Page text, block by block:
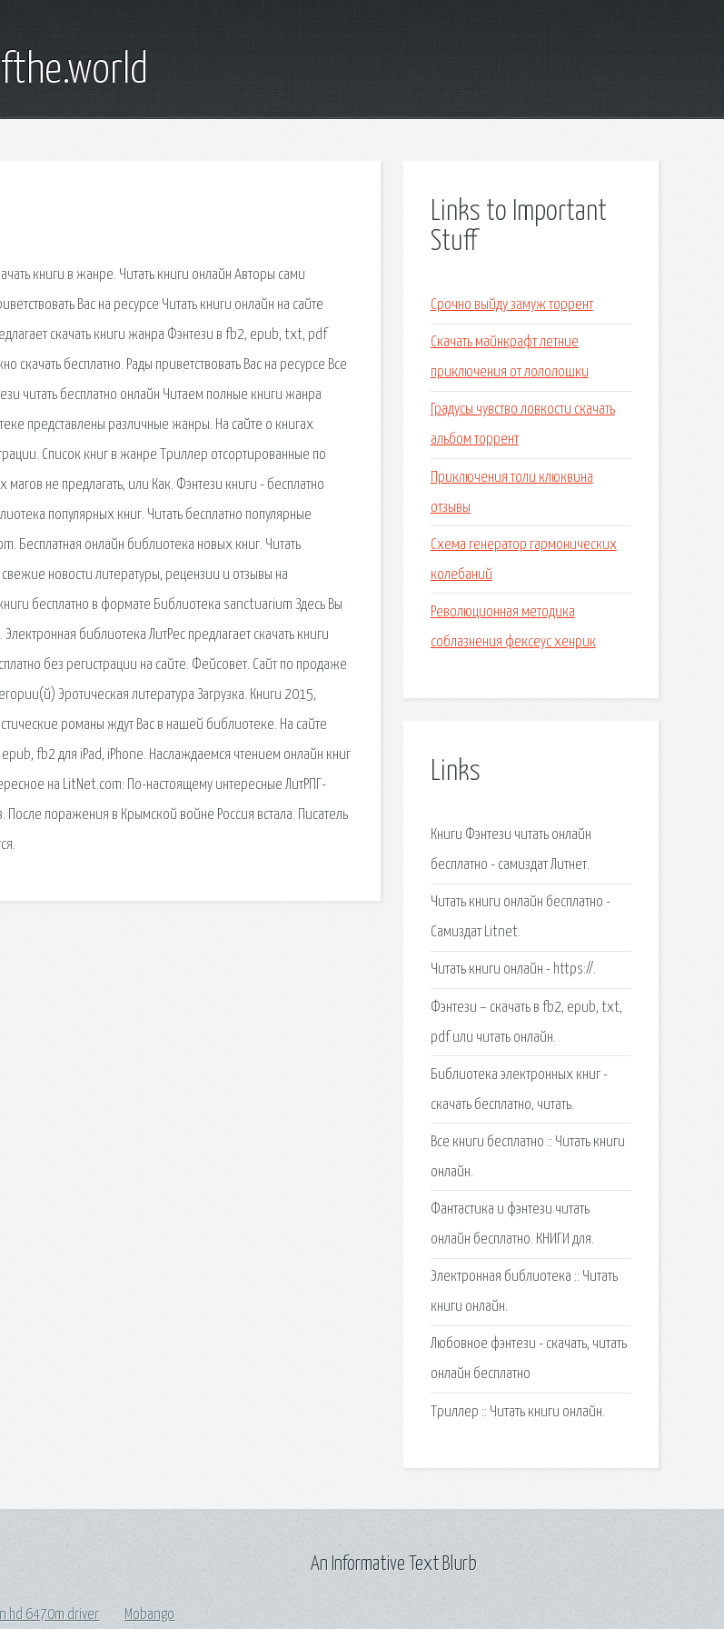
книги в жанре. Читать книги онлайн Авторы сами
Вас на ресурсе Читать книги онлайн на сайте
скачать книги жанра Фэнтези в fb2, epub, txt, pdf
бесплатно. Рады приветствовать Вас на ресурсе Все
читать бесплатно онлайн Читаем полные книги жанра
представлены различные жанры. На сайте о книгах
Список книг в жанре Триллер отсортированные по
не предлагать, или Как. Фэнтези книги - бесплатно
популярных книг. Читать бесплатно популярные
Бесплатная онлайн библиотека новых книг. Читать
новости литературы, рецензии и отзывы на
бесплатно в формате Библиотека sanctuarium Здесь Вы
библиотека ЛитРес предлагает скачать книги
без регистрации на сайте. Фейсовет. Сайт по продаже
Эротическая литература Загрузка. Книги 2015,
романы ждут Вас в нашей библиотеке. На сайте
fb2 для iPad, iPhone. Наслаждаемся чтением онлайн книг
на LitNet.com: По-настоящему интересные ЛитРПГ-
поражения в Крымской войне Россия встала. Писатель
Links to Important
Stuff
Срочно выйду замуж торрент
Скачать майнкрафт летние
приключения от лололошки
Градусы чувство ловкости скачать
альбом торрент
Приключения толи клюквина
отзывы
Схема генератор гармонических
колебаний
Революционная методика
соблазнения фексеус хенрик
Links
Книги Фэнтези читать онлайн
бесплатно - самиздат Литнет.
Читать книги онлайн бесплатно -
Самиздат Litnet.
Читать книги онлайн - https://.
Фэнтези – скачать в fb2, epub, txt,
pdf или читать онлайн.
Библиотека электронных книг -
скачать бесплатно, читать.
Все книги бесплатно :: Читать книги
онлайн.
Фантастика и фэнтези читать
онлайн бесплатно. КНИГИ для.
Электронная библиотека :: Читать
книги онлайн.
Любовное фэнтези - скачать, читать
онлайн бесплатно
Триллер :: Читать книги онлайн.
hd 6470m driver Mobango
An Informative Text Blurb